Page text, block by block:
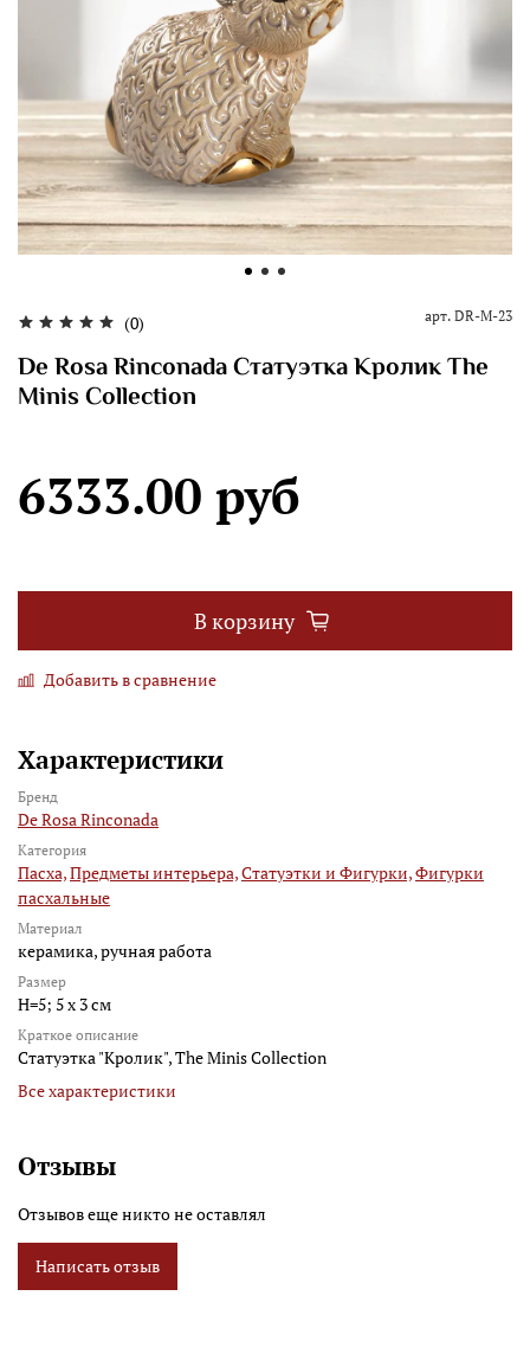
(0) арт. DR-M-23
De Rosa Rinconada Статуэтка Кролик The
Minis Collection
6333.00 руб
В корзину
Добавить в сравнение
Характеристики
Бренд
De Rosa Rinconada
Категория
Пасха,Предметы интерьера,Статуэтки и Фигурки,Фигурки
пасхальные
Материал
керамика, ручная работа
Размер
H=5; 5 х 3 см
Краткое описание
Статуэтка "Кролик", The Minis Collection
Все характеристики
Отзывы
Отзывов еще никто не оставлял
Написать отзыв